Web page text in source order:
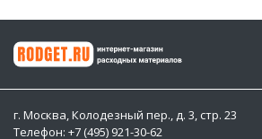
г. Москва, Колодезный пер., д. 3, стр. 23
Телефон: +7 (495) 921-30-62